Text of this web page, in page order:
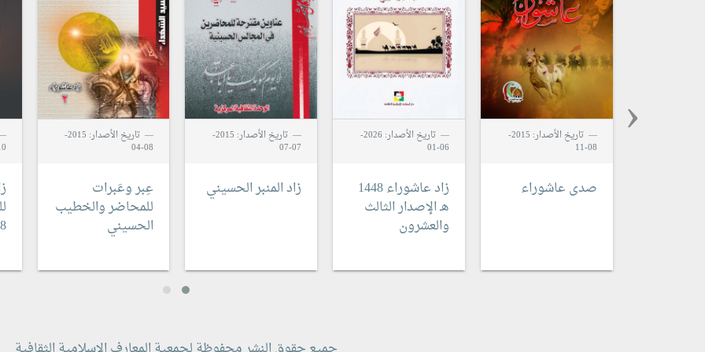
تاريخ الأصدار: 2015-
08-11
صدى عاشوراء
تاريخ الأصدار: 2026-
06-01
زاد عاشوراء 1448
هـالإصدار الثالث
والعشرون
تاريخ الأصدار: 2015-
07-07
زاد المنبر الحسيني
تاريخ الأصدار: 2015-
08-04
عِبر وعَبرات
للمحاضر والخطيب
الحسيني
‹